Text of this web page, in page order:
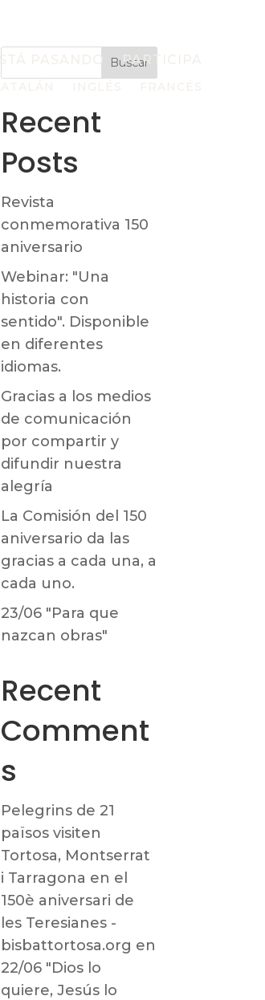
PARTICIPA
Buscar
Recent
Posts
Revista
conmemorativa 150
aniversario
Webinar: "Una
historia con
sentido". Disponible
en diferentes
idiomas.
Gracias a los medios
de comunicación
por compartir y
difundir nuestra
alegría
La Comisión del 150
aniversario da las
gracias a cada una, a
cada uno.
23/06 "Para que
nazcan obras"
Recent
Comment
s
Pelegrins de 21
països visiten
Tortosa, Montserrat
i Tarragona en el
150è aniversari de
les Teresianes -
bisbattortosa.org en
22/06 "Dios lo
quiere, Jesús lo